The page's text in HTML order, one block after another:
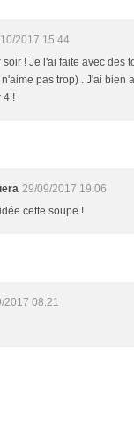
2017 15:44
soir ! Je l'ai faite avec des
pas trop) . J'ai bien
4 !
29/09/2017 19:06
cette soupe !
2017 08:21